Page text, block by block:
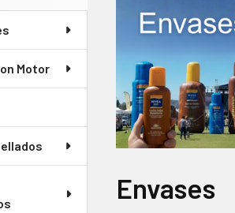
Motor
Envases